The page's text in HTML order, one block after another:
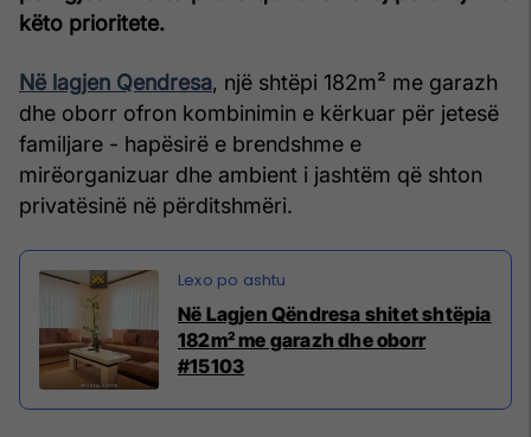
këto prioritete.
Në lagjen Qendresa, një shtëpi 182m² me garazh
dhe oborr ofron kombinimin e kërkuar për jetesë
familjare - hapësirë e brendshme e
mirëorganizuar dhe ambient i jashtëm që shton
privatësinë në përditshmëri.
Në Lagjen Qëndresa shitet shtëpia
182m² me garazh dhe oborr
#15103